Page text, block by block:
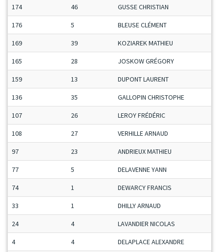
174 46 GUSSE CHRISTIAN
176 5 BLEUSE CLÉMENT
169 39 KOZIAREK MATHIEU
165 28 JOSKOW GRÉGORY
159 13 DUPONT LAURENT
136 35 GALLOPIN CHRISTOPHE
107 26 LEROY FRÉDÉRIC
108 27 VERHILLE ARNAUD
97 23 ANDRIEUX MATHIEU
77 5 DELAVENNE YANN
74 1 DEWARCY FRANCIS
33 1 DHILLY ARNAUD
24 4 LAVANDIER NICOLAS
4 4 DELAPLACE ALEXANDRE